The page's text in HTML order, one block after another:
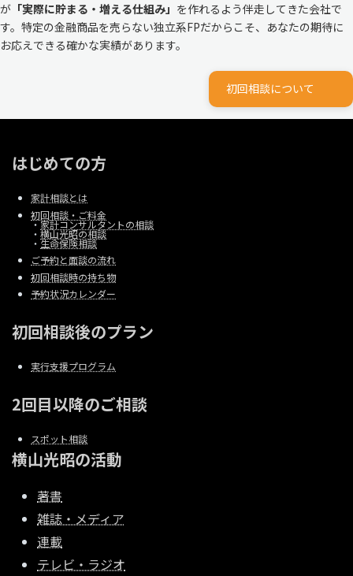
が 「実際に貯まる・増える仕組み」 を作れるよう伴走してきた会社で
す。特定の金融商品を売らない独立系FPだからこそ、あなたの期待に
お応えできる確かな実績があります。
初回相談について
はじめての方
家計相談とは
初回相談・ご料金
・家計コンサルタントの相談
・ 横山光昭の相談
・ 生命保険相談
ご予約と面談の流れ
初回相談時の持ち物
予約状況カレンダー
初回相談後のプラン
実行支援プログラム
2回目以降のご相談
スポット相談
横山光昭の活動
著書
雑誌・メディア
連載
テレビ・ラジオ